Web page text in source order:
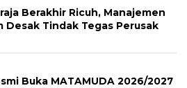
Berakhir Ricuh, Manajemen
Desak Tindak Tegas Perusak
Buka MATAMUDA 2026/2027